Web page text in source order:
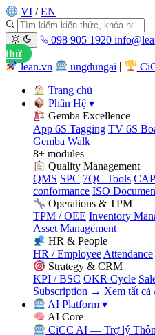
VI / EN
098 905 1920
thử
lean.vn
ungdungai
Trang chủ
Phân Hệ▾
Gemba Excellence
App 6S Tagging TV 6S
Gemba Walk
8+ modules
Quality Management
QMS SPC 7QC Tools
conformance ISO
Operations & TPM
TPM / OEE Inventory
Asset Management
HR & People
HR / Employee Attendance
Strategy & CRM
KPI / BSC OKR Cycle
Subscription → Xem tất cả
AI Platform▾
AI Core
CiCC AI — Trợ lý